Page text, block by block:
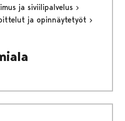
ja siviilipalvelus
ja opinnäytetyöt